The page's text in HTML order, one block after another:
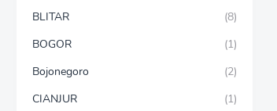
BLITAR
(8)
BOGOR
(1)
Bojonegoro
(2)
CIANJUR
(1)